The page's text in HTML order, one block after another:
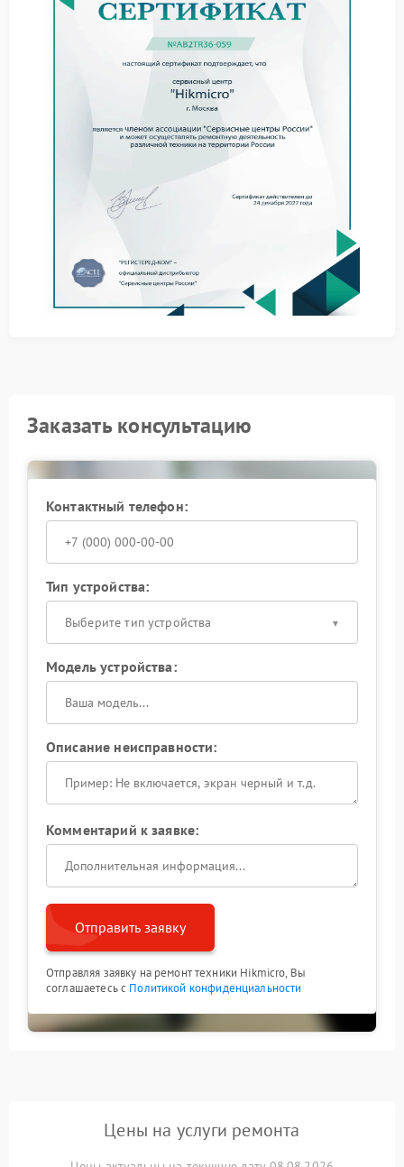
Подобные признаки свидетельствуют о
Причины нарушения работы ПО
Чаще всего программные сбои возникают по
следующим причинам:
ошибки при обновлении встроенного ПО;
нестабильное питание устройства.
Ремонт Hikmicro в подобных случаях направлен на
корректную настройку программной среды без
Рекомендации специалистов
Для стабильной эксплуатации тепловизора
Заказать консультацию
Контактный телефон:
Тип устройства:
Выберите тип устройства
Модель устройства:
Описание неисправности:
Комментарий к заявке:
Отправить заявку
Отправляя заявку на ремонт техники Hikmicro, Вы
соглашаетесь с Политикой конфиденциальности
Цены на услуги ремонта